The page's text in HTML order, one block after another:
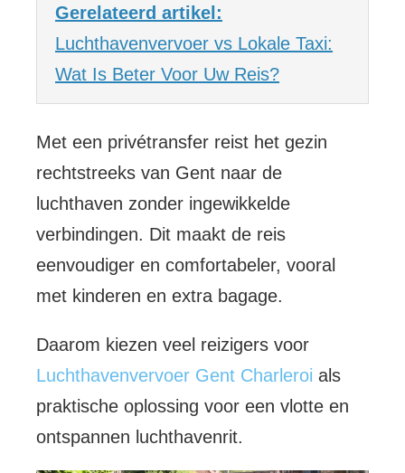
Gerelateerd artikel:
Luchthavenvervoer vs Lokale Taxi:
Wat Is Beter Voor Uw Reis?
Met een privétransfer reist het gezin
rechtstreeks van Gent naar de
luchthaven zonder ingewikkelde
verbindingen. Dit maakt de reis
eenvoudiger en comfortabeler, vooral
met kinderen en extra bagage.
Daarom kiezen veel reizigers voor
Luchthavenvervoer Gent Charleroi als
praktische oplossing voor een vlotte en
ontspannen luchthavenrit.